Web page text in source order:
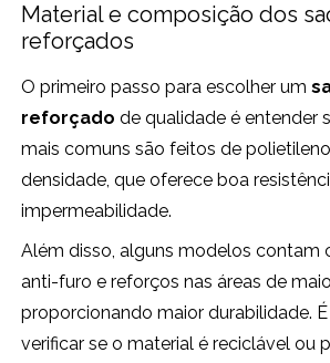
Material e composição dos
reforçados
O primeiro passo para escolher um
reforçado de qualidade é entender
mais comuns são feitos de
densidade, que oferece boa
impermeabilidade.
Além disso, alguns modelos contam
anti-furo e reforços nas áreas de
proporcionando maior durabilidade.
verificar se o material é reciclável ou